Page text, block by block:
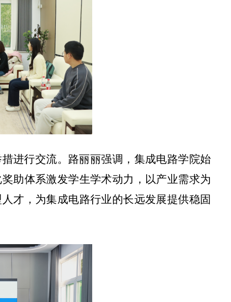
进行交流。路丽丽强调，集成电路学院始
助体系激发学生学术动力，以产业需求为
才，为集成电路行业的长远发展提供稳固